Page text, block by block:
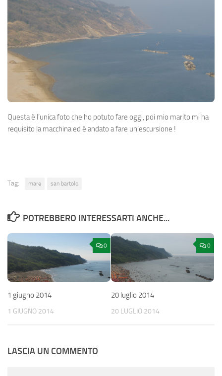
Questa è l’unica foto che ho potuto fare oggi, poi mio marito mi ha
requisito la macchina ed è andato a fare un’escursione !
Tag: mare san bartolo
POTREBBERO INTERESSARTI ANCHE...
0
1 giugno 2014
1 GIUGNO 2014
0
20 luglio 2014
20 LUGLIO 2014
LASCIA UN COMMENTO